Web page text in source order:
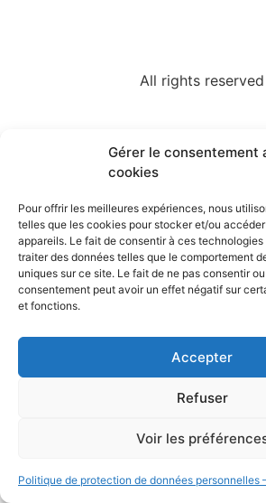
Gérer le consentement
cookies
Pour offrir les meilleures expériences, nous
telles que les cookies pour stocker et/ou
appareils. Le fait de consentir à ces
traiter des données telles que le comportement
uniques sur ce site. Le fait de ne pas consentir
consentement peut avoir un effet négatif sur
et fonctions.
Accepter
Refuser
Voir les
Politique de protection de données personnelles
All rights reserved